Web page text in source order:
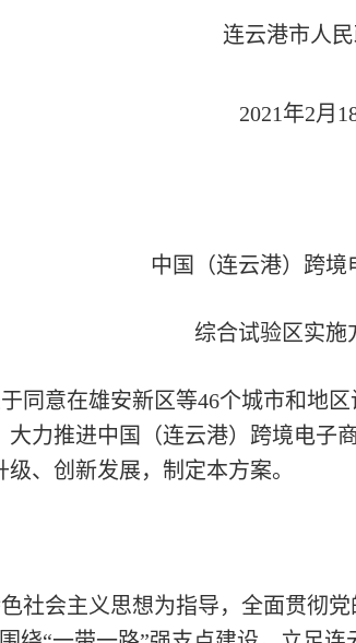
连云港市人
2021年2月
中国（连云港）跨境
综合试验区实施
同意在雄安新区等46个城市和地
大力推进中国（连云港）跨境电子
、创新发展，制定本方案。
社会主义思想为指导，全面贯彻